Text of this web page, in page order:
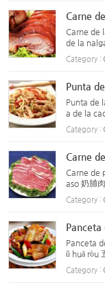
Carne
Carne de
de la
mo:
ntra en la
Category :
Punta
Punta de
a de la
o es la
or rojo
Category :
Carne
Carne de
aso 奶脯
l vientre,
graso se
Category :
Panceta
Panceta
ǔ huā ròu
o Wǔ huā
ue
Category :